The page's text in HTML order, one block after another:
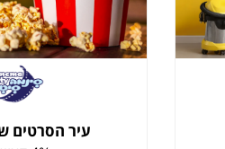
עיר הסרטים